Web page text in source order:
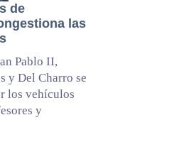
de
las
Pablo II,
y Del Charro se
los vehículos
y